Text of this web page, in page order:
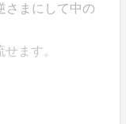
さまにして中の
ます。